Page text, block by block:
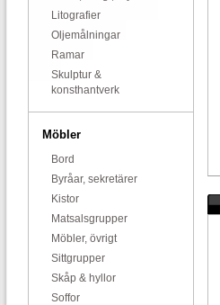
Litografier
Oljemålningar
Ramar
Skulptur &
konsthantverk
Möbler
Bord
Byråar, sekretärer
Kistor
Matsalsgrupper
Möbler, övrigt
Sittgrupper
Skåp & hyllor
Soffor